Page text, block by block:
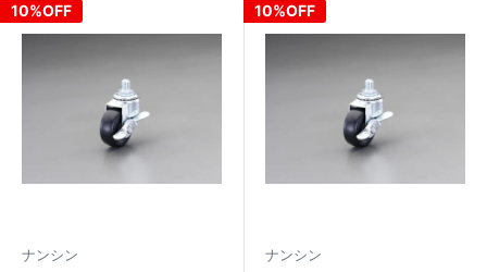
10%OFF
ナンシン
10%OFF
ナンシン